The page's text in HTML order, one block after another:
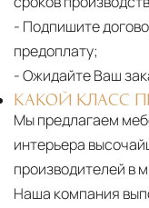
- Подпишите
предоплату;
- Ожидайте Ваш
КАКОЙ КЛАСС
Мы предлагаем
интерьера
производителей в
Наша компания